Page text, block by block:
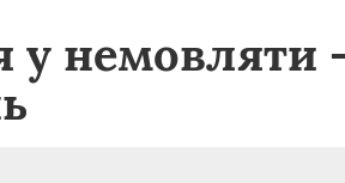
у немовляти